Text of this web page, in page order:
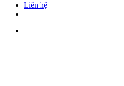
Liên hệ